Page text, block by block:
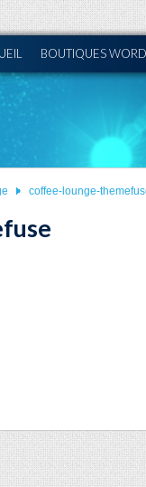
BOUTIQUES
coffee-lounge-